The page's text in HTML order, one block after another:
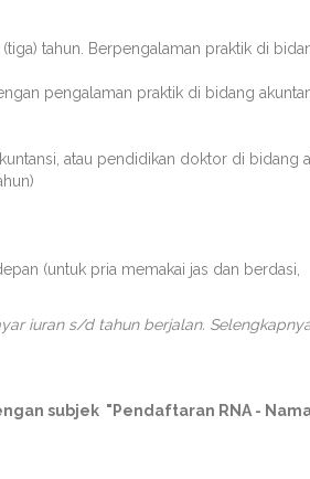
tahun. Berpengalaman praktik di
pengalaman praktik di bidang
atau pendidikan doktor di bidang
(untuk pria memakai jas dan berdasi,
iuran s/d tahun berjalan.
subjek "Pendaftaran RNA -